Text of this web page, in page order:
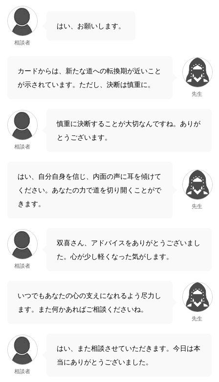
相談者
はい、お願いします。
カードからは、新たな道への転換期が近いこと
が示されています。ただし、決断は慎重に。
先生
相談者
慎重に決断することが大切なんですね。ありが
とうございます。
はい、自分自身を信じ、内面の声に耳を傾けて
ください。あなたの力で道を切り開くことがで
きます。
先生
相談者
双喜さん、アドバイスをありがとうございまし
た。心が少し軽くなった気がします。
いつでもあなたの心の支えになれるよう尽力し
ます。また何かあればご相談くださいね。
先生
相談者
はい、また相談させていただきます。今日は本
当にありがとうございました。